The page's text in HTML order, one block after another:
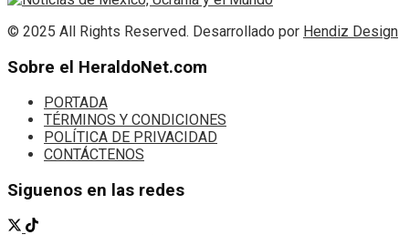
© 2025 All Rights Reserved. Desarrollado por Hendiz Design
Sobre el HeraldoNet.com
PORTADA
TÉRMINOS Y CONDICIONES
POLÍTICA DE PRIVACIDAD
CONTÁCTENOS
Siguenos en las redes